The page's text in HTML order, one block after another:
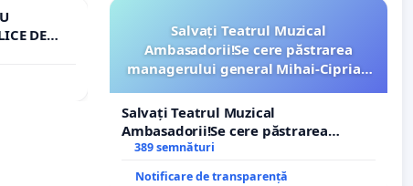
DE
Salvați Teatrul Muzical
Ambasadorii!Se cere păstrarea
managerului general Mihai-Ciprian
Salvați Teatrul Muzical
Ambasadorii!Se cere păstrarea
managerului general Mihai-Ciprian
ROGOJAN
389 semnături
Notificare de transparență